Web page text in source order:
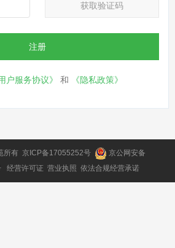
获取验证码
注册
户服务协议》 和 《隐私政策》
所有 京ICP备17055252号
京公网安备
经营许可证 营业执照 依法合规经营承诺